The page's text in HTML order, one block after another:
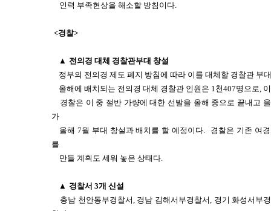
인력 부족현상을 해소할 방침이다.
<경찰>
▲ 전의경 대체 경찰관부대 창설
정부의 전의경 제도 폐지 방침에 따라 이를 대체할 경찰관 부
올해에 배치되는 전의경 대체 경찰관 인원은 1천407명으로,
경찰은 이 중 절반 가량에 대한 선발을 올해 중으로 끝내고
가
올해 7월 부대 창설과 배치를 할 예정이다.
경찰은 기존 여
를
만들 계획도 세워 놓은 상태다.
▲ 경찰서 3개 신설
충남 천안동부경찰서, 경남 김해서부경찰서, 경기 화성서부